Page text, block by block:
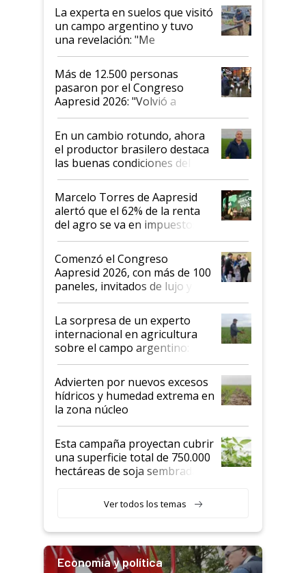
La experta en suelos que visitó
un campo argentino y tuvo
una revelación: "Me
impresionó mucho"
Más de 12.500 personas
pasaron por el Congreso
Aapresid 2026: "Volvió a
demostrar que hablar del
suelo es hablar de todo el
sistema productivo"
En un cambio rotundo, ahora
el productor brasilero destaca
las buenas condiciones del
agro argentino para invertir:
"Los veo más motivados"
Marcelo Torres de Aapresid
alertó que el 62% de la renta
del agro se va en impuestos:
"No es bueno que en
Argentina se sigan discutiendo
las mismas cosas de hace 50
años"
Comenzó el Congreso
Aapresid 2026, con más de 100
paneles, invitados de lujo y
todas las tendencias
La sorpresa de un experto
internacional en agricultura
sobre el campo argentino:
"Estoy muy impresionado"
Advierten por nuevos excesos
hídricos y humedad extrema en
la zona núcleo
Esta campaña proyectan cubrir
una superficie total de 750.000
hectáreas de soja sembradas
variedades que marcan un
salto tecnológico en genética y
Ver todos los temas
Economía y política